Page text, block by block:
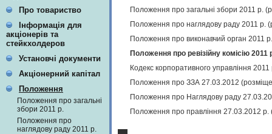
Про товариство
Інформація для
акціонерів та
стейкхолдеров
Установчі документи
Акціонерний капітал
Положення
Положення про загальні
збори 2011 р.
Положення про
наглядову раду 2011 р.
Положення про загальні збори 2011 р.
Положення про наглядову раду 2011 р.
Положення про виконавчий орган 2011
Положення про ревізійну комісію
Кодекс корпоративного управління
Положення про ЗЗА 27.03.2012
Положення про Наглядову раду
Положення про правління 27.03.2012